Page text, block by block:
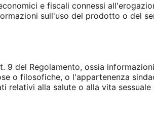
e fiscali connessi
sull'uso del prodotto o del
del Regolamento, ossia
o filosofiche, o l'appartenenza
relativi alla salute o alla vita